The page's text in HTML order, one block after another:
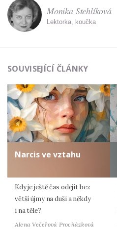
Monika Stehlíková
Lektorka, koučka
SOUVISEJÍCÍ ČLÁNKY
Narcis ve vztahu
Kdy je ještě čas odejít bez
větší újmy na duši a někdy
i na těle?
Alena Večeřová Procházková